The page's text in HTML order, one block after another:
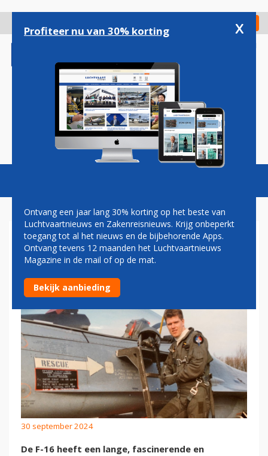
gaan
Check in
Magazine Podcasts Vacatures
MARC LITJENS: ODE AAN EEN
UITGEVLOGEN ICOON
30 september 2024
De F-16 heeft een lange, fascinerende en
Profiteer nu van 30% korting x
Ontvang een jaar lang 30% korting op het beste van
Luchtvaartnieuws en Zakenreisnieuws. Krijg onbeperkt
toegang tot al het nieuws en de bijbehorende Apps.
Ontvang tevens 12 maanden het Luchtvaartnieuws
Magazine in de mail of op de mat.
Bekijk aanbieding